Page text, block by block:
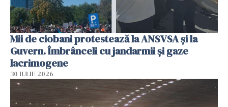
Mii de ciobani protestează la ANSVSA și la
Guvern. Îmbrânceli cu jandarmii și gaze
lacrimogene
30 IULIE 2026